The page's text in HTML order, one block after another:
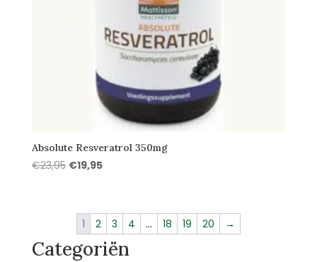
Absolute Resveratrol 350mg
€23,95 Oorspronkelijke
€23,95.
€19,95Huidige
€19,95.
1 2 3 4 … 18 19 20 →
Categoriën